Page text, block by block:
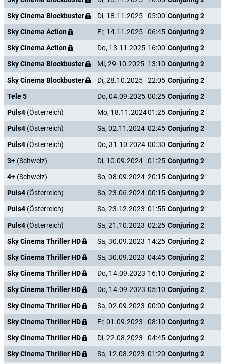
Sky Cinema Blockbuster
Di, 18.11.2025 05:00 Conjuring 2
Sky Cinema Action
Fr, 14.11.2025 06:45 Conjuring 2
Sky Cinema Action
Do, 13.11.2025 16:00 Conjuring 2
Sky Cinema Blockbuster
Mi, 29.10.2025 13:10 Conjuring 2
Sky Cinema Blockbuster
Di, 28.10.2025 22:05 Conjuring 2
Tele 5
Do, 04.09.2025 00:25 Conjuring 2
Puls4 (Österreich) Mo, 18.11.202401:25 Conjuring 2
Puls4 (Österreich) Sa, 02.11.2024 02:45 Conjuring 2
Puls4 (Österreich) Do, 31.10.2024 00:30 Conjuring 2
3+ (Schweiz) Di, 10.09.2024 01:25 Conjuring 2
4+ (Schweiz) So, 08.09.2024 20:15 Conjuring 2
Puls4 (Österreich) So, 23.06.2024 00:15 Conjuring 2
Puls4 (Österreich) Sa, 23.12.2023 01:55 Conjuring 2
Puls4 (Österreich) Sa, 21.10.2023 02:25 Conjuring 2
Sky Cinema Thriller HD
Sa, 30.09.2023 14:25 Conjuring 2
Sky Cinema Thriller HD
Sa, 30.09.2023 04:45 Conjuring 2
Sky Cinema Thriller HD
Do, 14.09.2023 16:10 Conjuring 2
Sky Cinema Thriller HD
Do, 14.09.2023 05:10 Conjuring 2
Sky Cinema Thriller HD
Sa, 02.09.2023 00:00 Conjuring 2
Sky Cinema Thriller HD
Fr, 01.09.2023 08:10 Conjuring 2
Sky Cinema Thriller HD
Di, 22.08.2023 04:45 Conjuring 2
Sky Cinema Thriller HD
Sa, 12.08.2023 01:20 Conjuring 2